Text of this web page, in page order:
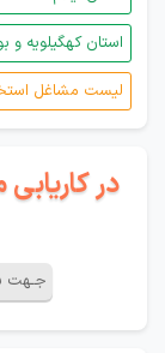
استان کهگیلویه و
لیست مشاغل
در
جـهت